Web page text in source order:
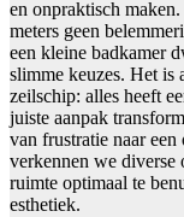
en onpraktisch
meters geen
een kleine badkamer
slimme keuzes. Het is
zeilschip: alles heeft
juiste aanpak
van frustratie naar
verkennen we diverse
ruimte optimaal te
esthetiek.